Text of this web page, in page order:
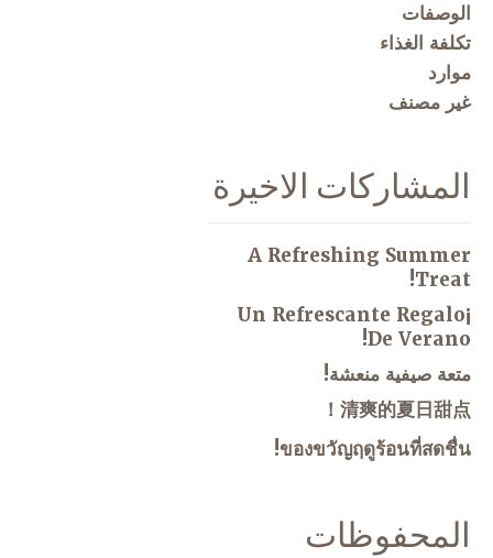
الوصفات
تكلفة الغذاء
موارد
غير مصنف
المشاركات الاخيرة
A Refreshing Summer
Treat!
¡Un Refrescante Regalo
De Verano!
متعة صيفية منعشة!
清爽的夏日甜点！
ของขวัญฤดูร้อนที่สดชื่น!
المحفوظات